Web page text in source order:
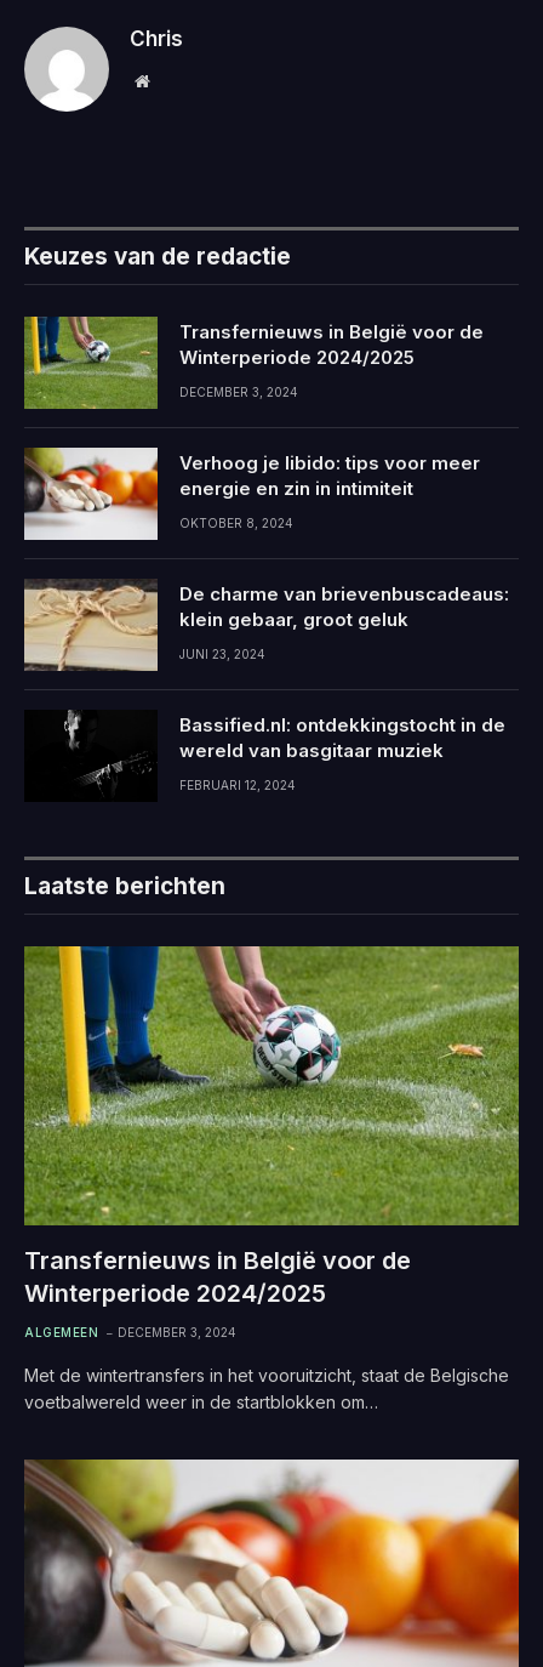
Chris
Website
Keuzes van de redactie
Transfernieuws in België voor de
Winterperiode 2024/2025
DECEMBER 3, 2024
Verhoog je libido: tips voor meer
energie en zin in intimiteit
OKTOBER 8, 2024
De charme van brievenbuscadeaus:
klein gebaar, groot geluk
JUNI 23, 2024
Bassified.nl: ontdekkingstocht in de
wereld van basgitaar muziek
FEBRUARI 12, 2024
Laatste berichten
Transfernieuws in België voor de
Winterperiode 2024/2025
ALGEMEEN DECEMBER 3, 2024
Met de wintertransfers in het vooruitzicht, staat de Belgische
voetbalwereld weer in de startblokken om…